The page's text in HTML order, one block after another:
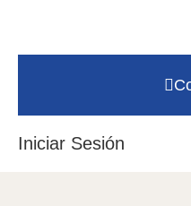
Iniciar Sesión